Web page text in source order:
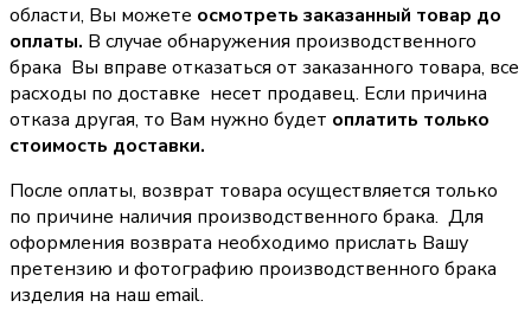
области, Вы можете осмотреть заказанный товар до
оплаты. В случае обнаружения производственного
брака Вы вправе отказаться от заказанного товара, все
расходы по доставке несет продавец. Если причина
отказа другая, то Вам нужно будет оплатить только
стоимость доставки.
После оплаты, возврат товара осуществляется только
по причине наличия производственного брака. Для
оформления возврата необходимо прислать Вашу
претензию и фотографию производственного брака
изделия на наш email.